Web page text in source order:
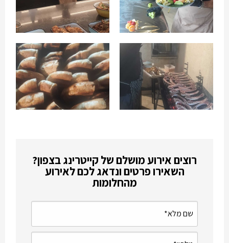
רוצים אירוע מושלם של קייטרינג בצפון?
השאירו פרטים ונדאג לכם לאירוע
מהחלומות